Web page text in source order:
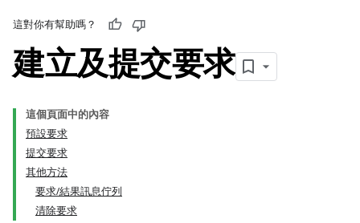
這對你有幫助嗎？
建立及提交要求
這個頁面中的內容
預設要求
提交要求
其他方法
要求/結果訊息佇列
清除要求